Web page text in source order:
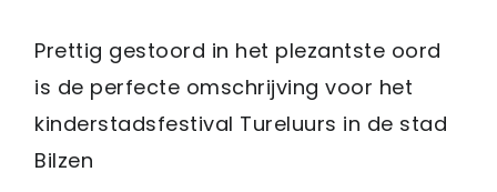
DRY-RENT
CONTACT
Prettig gestoord in het plezantste oord
is de perfecte omschrijving voor het
kinderstadsfestival Tureluurs in de stad
Bilzen